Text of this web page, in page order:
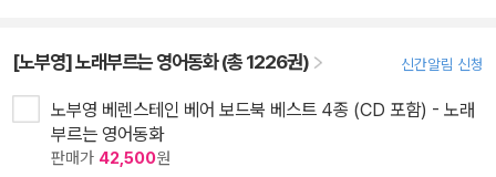
[노부영] 노래부르는 영어동화 (총 1226권) 신간알림 신청
노부영 베렌스테인 베어 보드북 베스트 4종 (CD 포함) - 노래
부르는 영어동화
판매가 42,500원